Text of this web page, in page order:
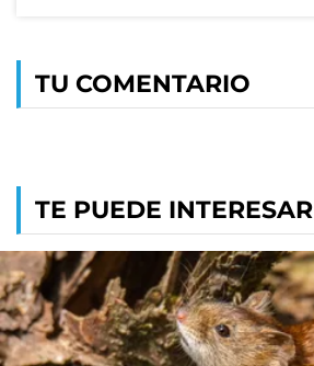
TU COMENTARIO
TE PUEDE INTERESAR